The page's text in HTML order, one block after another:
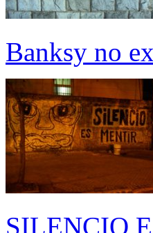
Banksy no
SILENCIO